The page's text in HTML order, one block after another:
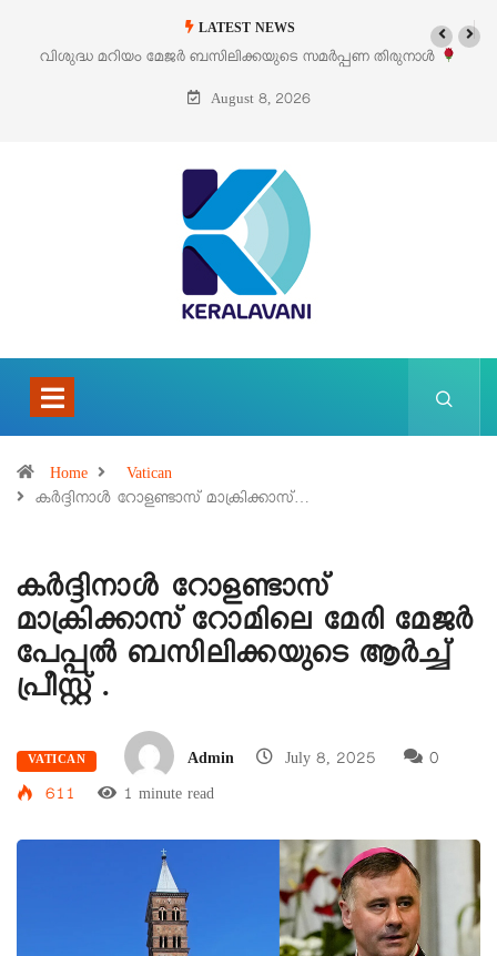
LATEST NEWS
‘പെറ്റൽസ്’ ലൈഫ് സ്റ്റൈൽ എക്സിബിഷനും സെയിലും
പെരുമാനൂരിൽ
August 8, 2026
Home
Vatican
കര്‍ദ്ദിനാള്‍ റോളണ്ടാസ് മാക്രിക്കാസ്…
കര്‍ദ്ദിനാള്‍ റോളണ്ടാസ്
മാക്രിക്കാസ് റോമിലെ മേരി മേജര്‍
പേപ്പല്‍ ബസിലിക്കയുടെ ആര്‍ച്ച്
പ്രീസ്റ്റ് .
VATICAN Admin July 8, 2025
0
611
1 minute read